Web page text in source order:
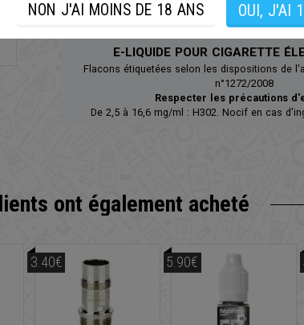
SI VOUS NE FUMEZ PAS, NE VAPOTEZ
E-LIQUIDE POUR CIGARETTE
Flacons étiquetées selon les dispositions de
n°1272/2008
Respecter les précautions
De 2,5 à 16,6 mg/ml : H302. Nocif en cas
ont également acheté
3.40€ 5.90€
NON J'AI MOINS DE 18 ANS OUI, J'AI